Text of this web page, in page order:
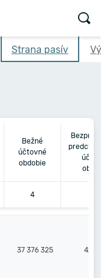
Strana pasív
Bežné
účtovné
obdobie
4
37 376 325 42